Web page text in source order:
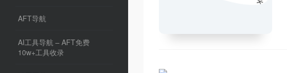
AFT导航
AI工具导航 – AFT免费
10w+工具收录